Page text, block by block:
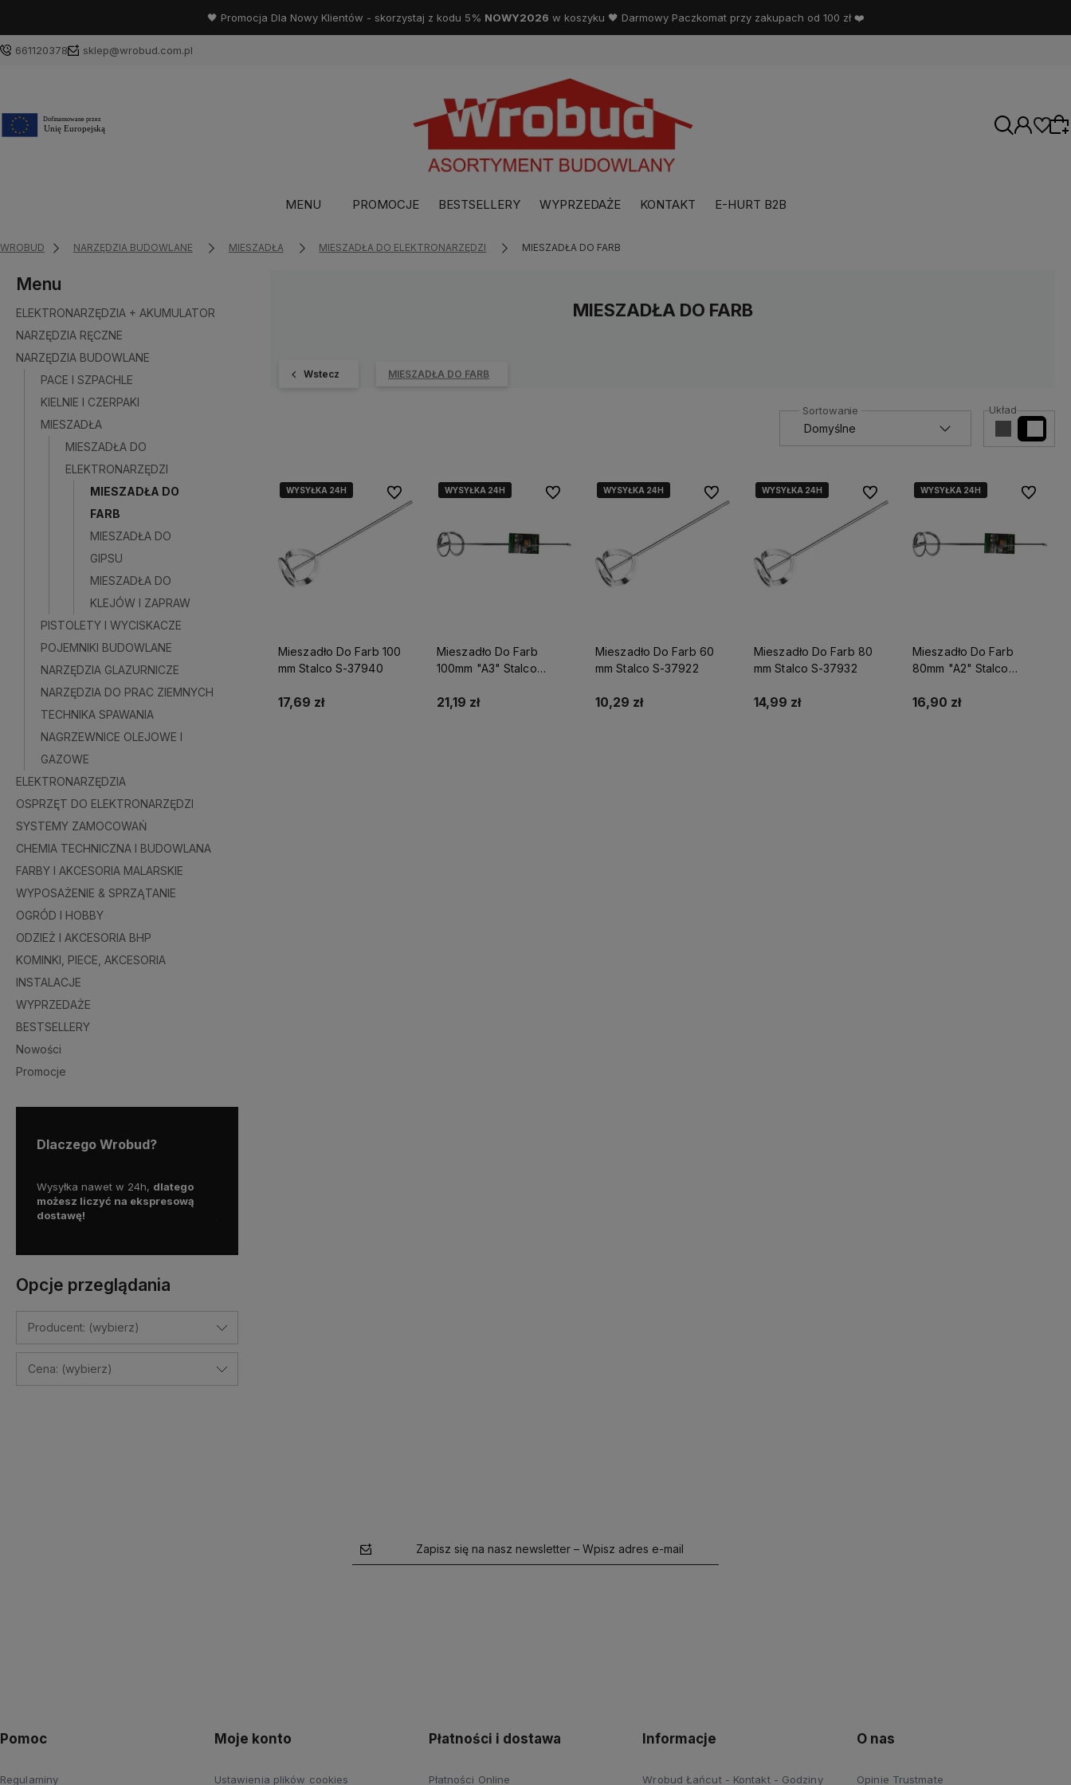
🖤 Promocja Dla Nowy Klientów - skorzystaj z kodu 5% NOWY2026 w koszyku 🖤 Darmowy Paczkomat przy zakupach od 100 zł ❤️
661120378 sklep@wrobud.com.pl
MENU PROMOCJE BESTSELLERY WYPRZEDAŻE KONTAKT E-HURT B2B
WROBUD NARZĘDZIA BUDOWLANE MIESZADŁA MIESZADŁA DO ELEKTRONARZĘDZI MIESZADŁA DO FARB
Menu
ELEKTRONARZĘDZIA + AKUMULATOR
NARZĘDZIA RĘCZNE
NARZĘDZIA BUDOWLANE
PACE I SZPACHLE
KIELNIE I CZERPAKI
MIESZADŁA
MIESZADŁA DO
ELEKTRONARZĘDZI
MIESZADŁA DO
FARB
MIESZADŁA DO
GIPSU
MIESZADŁA DO
KLEJÓW I ZAPRAW
PISTOLETY I WYCISKACZE
POJEMNIKI BUDOWLANE
NARZĘDZIA GLAZURNICZE
NARZĘDZIA DO PRAC ZIEMNYCH
TECHNIKA SPAWANIA
NAGRZEWNICE OLEJOWE I
GAZOWE
ELEKTRONARZĘDZIA
OSPRZĘT DO ELEKTRONARZĘDZI
SYSTEMY ZAMOCOWAŃ
CHEMIA TECHNICZNA I BUDOWLANA
FARBY I AKCESORIA MALARSKIE
WYPOSAŻENIE & SPRZĄTANIE
OGRÓD I HOBBY
ODZIEŻ I AKCESORIA BHP
KOMINKI, PIECE, AKCESORIA
INSTALACJE
WYPRZEDAŻE
BESTSELLERY
Nowości
Promocje
Dlaczego Wrobud?
Wysyłka nawet w 24h, dlatego
możesz liczyć na ekspresową
dostawę!
Opcje przeglądania
Producent: (wybierz)
Cena: (wybierz)
MIESZADŁA DO FARB
Wstecz MIESZADŁA DO FARB
Układ
WYSYŁKA 24H
WYSYŁKA 24H
Mieszadło Do Farb 100
mm Stalco S-37940
17,69 zł
Do ulubionychWYSYŁKA 24H
WYSYŁKA 24H
Mieszadło Do Farb
100mm "A3" Stalco
21,19 zł
Do ulubionychWYSYŁKA 24H
WYSYŁKA 24H
Mieszadło Do Farb 60
mm Stalco S-37922
10,29 zł
Do ulubionychWYSYŁKA 24H
WYSYŁKA 24H
Mieszadło Do Farb 80
mm Stalco S-37932
14,99 zł
Do ulubionychWYSYŁKA 24H
WYSYŁKA 24H
Mieszadło Do Farb
80mm "A2" Stalco
16,90 zł
Do
Zapisz się na nasz newsletter – Wpisz adres e-mail
Pomoc
Regulaminy
Moje konto
Ustawienia plików cookies
Płatności i dostawa
Płatności Online
Informacje
Wrobud Łańcut - Kontakt - Godziny
O nas
Opinie Trustmate